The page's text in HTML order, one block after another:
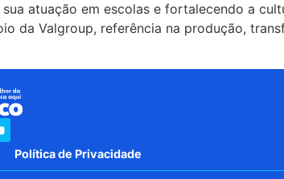
atuação em escolas e fortalecendo a
da Valgroup, referência na produção,
Política de Privacidade